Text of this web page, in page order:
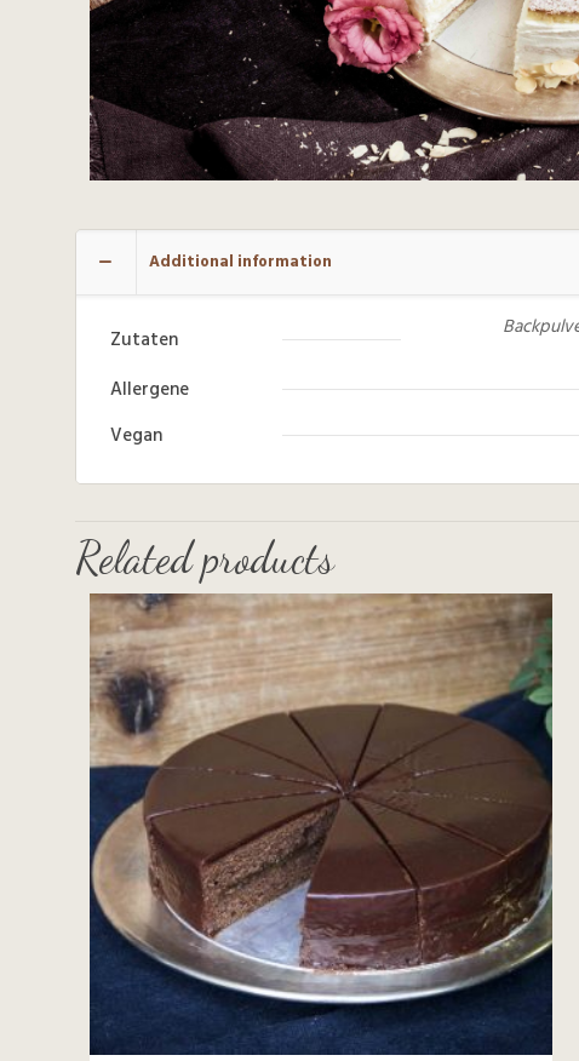
Additional information
Zutaten
Allergene
Vegan
Related products